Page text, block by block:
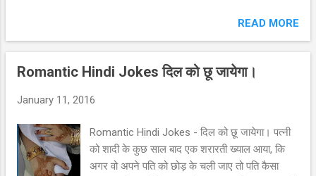
करे हर बार और पाये 200 रूपए का डिस्काउंट (599 रूपए
अधिक बचत करने के लिए आप पहले ऊपर वाले लिंक पर
क्लिक करे फिर वेबसाइट खुलने पर "Today's deal"
सामान । बचत का मतलब कमाई ही होता है । आम के आम
READ MORE
Romantic Hindi Jokes दिल को छू जायेगा।
January 11, 2016
Romantic Hindi Jokes - दिल को छू जायेगा। पत्नी
को शादी के कुछ साल बाद एक शरारती ख्याल आया, कि
अगर वो अपने पति को छोड़ के चली जाए तो पति कैसा